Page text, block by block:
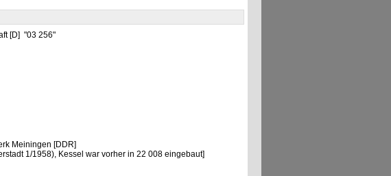
[D] "03 256"
Meiningen [DDR]
1/1958), Kessel war vorher in 22 008 eingebaut]